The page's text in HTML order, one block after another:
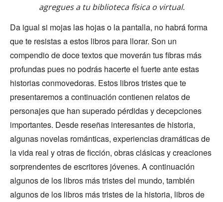
agregues a tu biblioteca física o virtual.
Da igual si mojas las hojas o la pantalla, no habrá forma
que te resistas a estos libros para llorar. Son un
compendio de doce textos que moverán tus fibras más
profundas pues no podrás hacerte el fuerte ante estas
historias conmovedoras. Estos libros tristes que te
presentaremos a continuación contienen relatos de
personajes que han superado pérdidas y decepciones
importantes. Desde reseñas interesantes de historia,
algunas novelas románticas, experiencias dramáticas de
la vida real y otras de ficción, obras clásicas y creaciones
sorprendentes de escritores jóvenes. A continuación
algunos de los libros más tristes del mundo, también
algunos de los libros más tristes de la historia, libros de